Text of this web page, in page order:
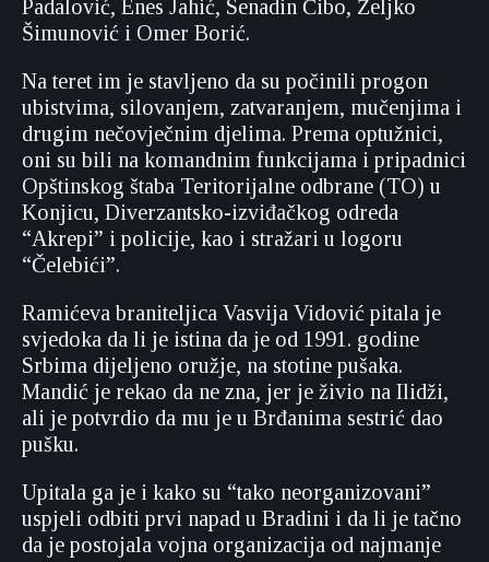
Padalović, Enes Jahić, Senadin Ćibo, Željko
Šimunović i Omer Borić.
Na teret im je stavljeno da su počinili progon
ubistvima, silovanjem, zatvaranjem, mučenjima i
drugim nečovječnim djelima. Prema optužnici,
oni su bili na komandnim funkcijama i pripadnici
Opštinskog štaba Teritorijalne odbrane (TO) u
Konjicu, Diverzantsko-izviđačkog odreda
“Akrepi” i policije, kao i stražari u logoru
“Čelebići”.
Ramićeva braniteljica Vasvija Vidović pitala je
svjedoka da li je istina da je od 1991. godine
Srbima dijeljeno oružje, na stotine pušaka.
Mandić je rekao da ne zna, jer je živio na Ilidži,
ali je potvrdio da mu je u Brđanima sestrić dao
pušku.
Upitala ga je i kako su “tako neorganizovani”
uspjeli odbiti prvi napad u Bradini i da li je tačno
da je postojala vojna organizacija od najmanje